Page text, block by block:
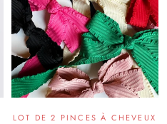
LOT DE 2 PINCES À CHEVEUX